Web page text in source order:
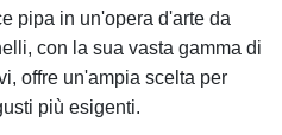
pipa in un'opera d'arte da
con la sua vasta gamma di
offre un'ampia scelta per
più esigenti.